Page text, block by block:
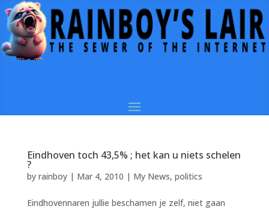
Eindhoven toch 43,5% ; het kan u niets schelen
?
by rainboy| Mar 4, 2010 | My News, politics
Eindhovennaren jullie beschamen je zelf, niet gaan